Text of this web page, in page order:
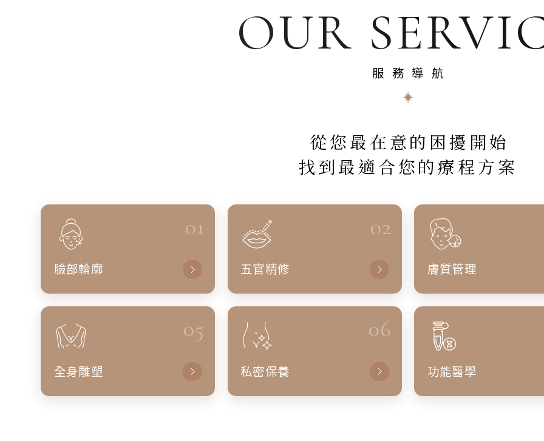
OUR
服務導航
從您最在意的困擾開始
找到最適合您的療程方案
01
臉部輪廓
02
五官精修 膚質管理
05
全身雕塑
06
私密保養 功能醫學